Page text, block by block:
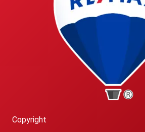
Copyright